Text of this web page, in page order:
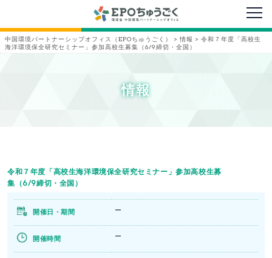
メニ
中国環境パートナーシップオフィス（EPOちゅうごく） > 情報 > 令和７年度「高校生
海洋環境保全研究セミナー」参加高校生募集（6/9締切・全国）
情報
令和７年度「高校生海洋環境保全研究セミナー」参加高校生募
集（6/9締切・全国）
開催日・期間 ー
開催時間 ー